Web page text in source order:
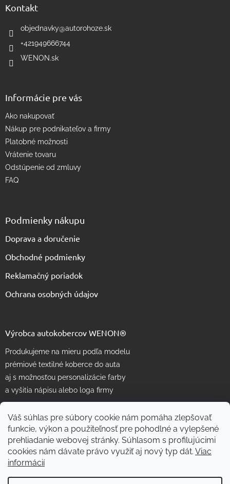
Váš súhlas pre súbory cookie nám pomáha zlepšovať
funkcie, výkon a použiteľnosť pre pohodlné a vylepšené
prehliadanie webovej stránky. Súhlasom s profilujúcimi
cookies nám dávate právo využiť aj nový typ dát. Viac
informácií
Kontakt
objednavky@autorohoze.sk
+421949666744
WENON.sk
Informácie pre vás
Ako nakupovať
Nákup pre podnikateľov a firmy
Platobné možnosti
Vrátenie tovaru
Odstúpenie od zmluvy
FAQ
Podmienky nákupu
Doprava a doručenie
Obchodné podmienky
Reklamačný poriadok
Ochrana osobných údajov
Výrobca autokobercov WENON®
Produkujeme na mieru podľa modelu
prémiové textilné koberce do auta
aj s možnosťou personalizácie farby
a vyšitia nápisu alebo loga firmy